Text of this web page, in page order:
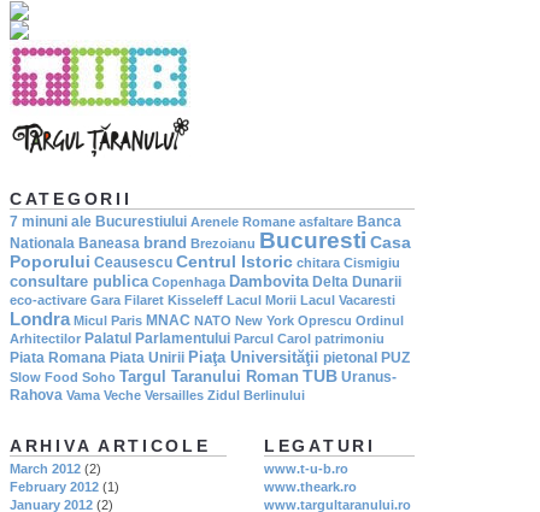
CATEGORII
7 minuni ale Bucurestiului Arenele Romane asfaltare Banca
Nationala Baneasa brand Brezoianu Bucuresti Casa
Poporului Ceausescu Centrul Istoric chitara Cismigiu
consultare publica Copenhaga Dambovita Delta Dunarii
eco-activare Gara Filaret Kisseleff Lacul Morii Lacul Vacaresti
Londra Micul Paris MNAC NATO New York Oprescu Ordinul
Arhitectilor Palatul Parlamentului Parcul Carol patrimoniu
Piata Romana Piata Unirii Piaţa Universităţii pietonal PUZ
Slow Food Soho Targul Taranului Roman TUB Uranus-
Rahova Vama Veche Versailles Zidul Berlinului
LEGATURI
www.t-u-b.ro
www.theark.ro
www.targultaranului.ro
ARHIVA ARTICOLE
March 2012 (2)
February 2012 (1)
January 2012 (2)